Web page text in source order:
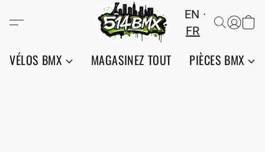
EN
FR
VÉLOS BMX MAGASINEZ TOUT PIÈCES BMX